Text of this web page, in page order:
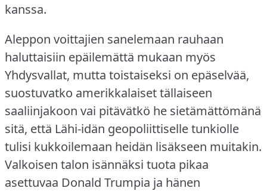
kanssa.
Aleppon voittajien sanelemaan rauhaan
haluttaisiin epäilemättä mukaan myös
Yhdysvallat, mutta toistaiseksi on epäselvää,
suostuvatko amerikkalaiset tällaiseen
saaliinjakoon vai pitävätkö he sietämättömänä
sitä, että Lähi-idän geopoliittiselle tunkiolle
tulisi kukkoilemaan heidän lisäkseen muitakin.
Valkoisen talon isännäksi tuota pikaa
asettuvaa Donald Trumpia ja hänen